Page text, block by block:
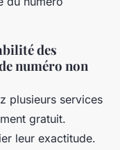
des
numéro non
plusieurs services
gratuit.
leur exactitude.